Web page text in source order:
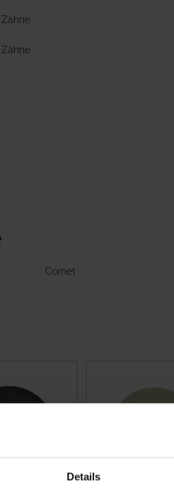
Details
Zähne
Zähne
Comet